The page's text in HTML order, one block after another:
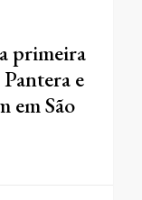
primeira
e
em São